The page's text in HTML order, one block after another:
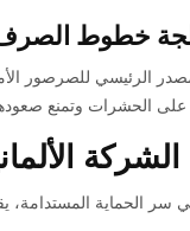
الرئيسي للصرصور
على الحشرات وتمنع
الشركة
سر الحماية المستدامة،